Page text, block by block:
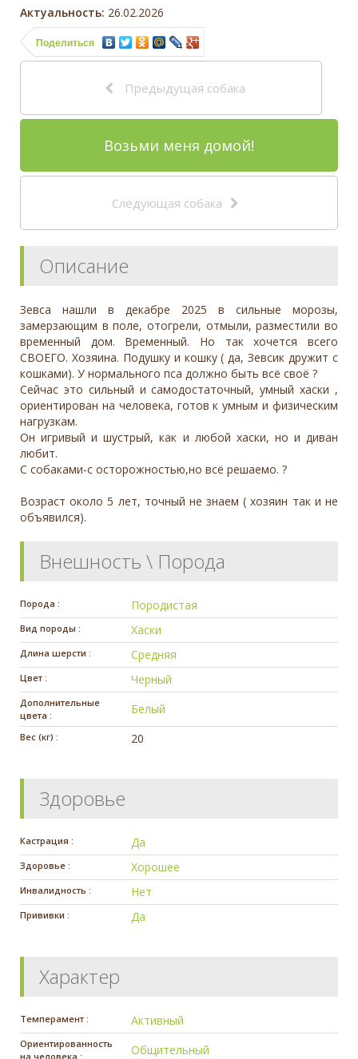
Актуальность: 26.02.2026
Поделиться
Предыдущая собака
Возьми меня домой!
Следующая собака
Описание
Зевса нашли в декабре 2025 в сильные морозы,
замерзающим в поле, отогрели, отмыли, разместили во
временный дом. Временный. Но так хочется всего
СВОЕГО. Хозяина. Подушку и кошку ( да, Зевсик дружит с
кошками). У нормального пса должно быть всё своё ?
Сейчас это сильный и самодостаточный, умный хаски ,
ориентирован на человека, готов к умным и физическим
нагрузкам.
Он игривый и шустрый, как и любой хаски, но и диван
любит.
С собаками-с осторожностью,но всё решаемо. ?
Возраст около 5 лет, точный не знаем ( хозяин так и не
объявился).
Внешность \ Порода
Порода : Породистая
Вид породы : Хаски
Длина шерсти : Средняя
Цвет : Черный
Дополнительные
цвета :
Белый
Вес (кг) : 20
Здоровье
Кастрация : Да
Здоровье : Хорошее
Инвалидность : Нет
Прививки : Да
Характер
Темперамент : Активный
Ориентированность
на человека :
Общительный